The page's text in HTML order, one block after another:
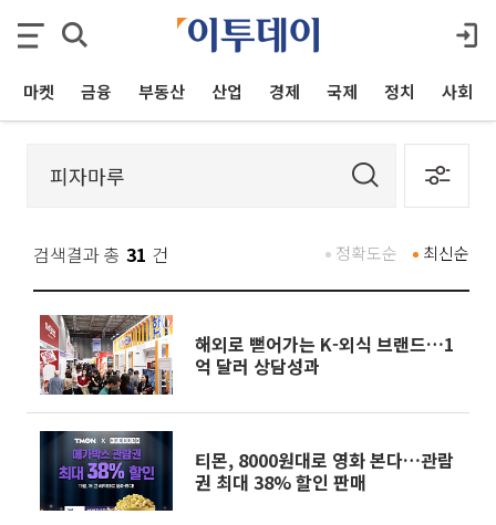
마켓 금융 부동산 산업 경제 국제 정치 사회
검색결과 총 31 건 최신순
정확도순
해외로 뻗어가는 K-외식 브랜드…1
억 달러 상담성과
티몬, 8000원대로 영화 본다…관람
권 최대 38% 할인 판매